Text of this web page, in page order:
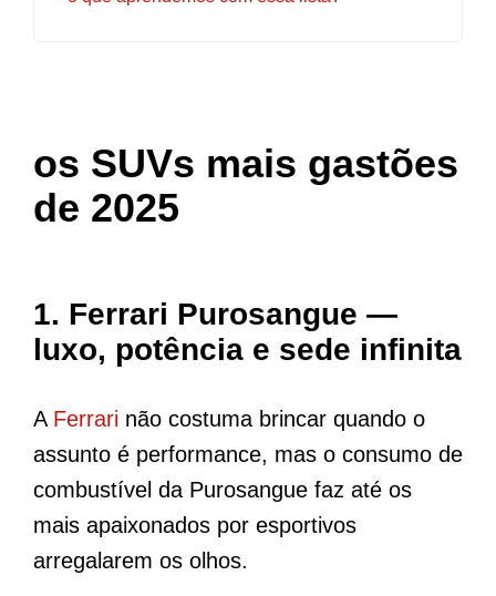
os SUVs mais gastões
de 2025
1. Ferrari Purosangue —
luxo, potência e sede infinita
A Ferrari não costuma brincar quando o
assunto é performance, mas o consumo de
combustível da Purosangue faz até os
mais apaixonados por esportivos
arregalarem os olhos.